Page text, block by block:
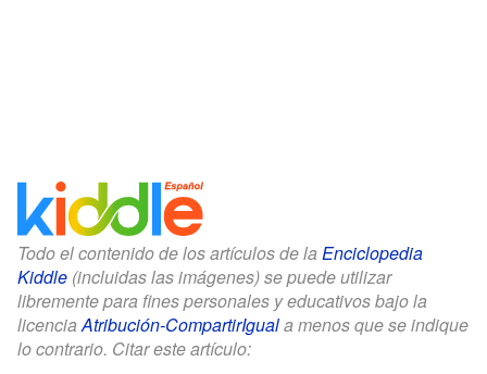
Todo el contenido de los artículos de la Enciclopedia
Kiddle (incluidas las imágenes) se puede utilizar
libremente para fines personales y educativos bajo la
licenciaAtribución-CompartirIguala menos que se indique
lo contrario. Citar este artículo: